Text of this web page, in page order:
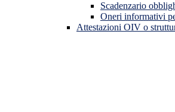
Scadenzario
Oneri informativi
Attestazioni OIV o